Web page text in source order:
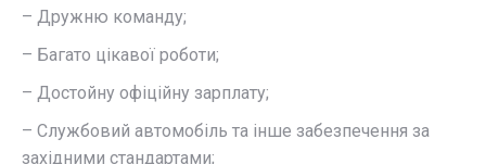
– Дружню команду;
– Багато цікавої роботи;
– Достойну офіційну зарплату;
– Службовий автомобіль та інше забезпечення за
західними стандартами;